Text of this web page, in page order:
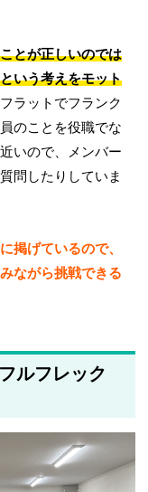
とが正しいのでは
いう考えをモット
ラットでフランク
のことを役職でな
いので、メンバー
問したりしていま
掲げているので、
ながら挑戦できる
ルフレック